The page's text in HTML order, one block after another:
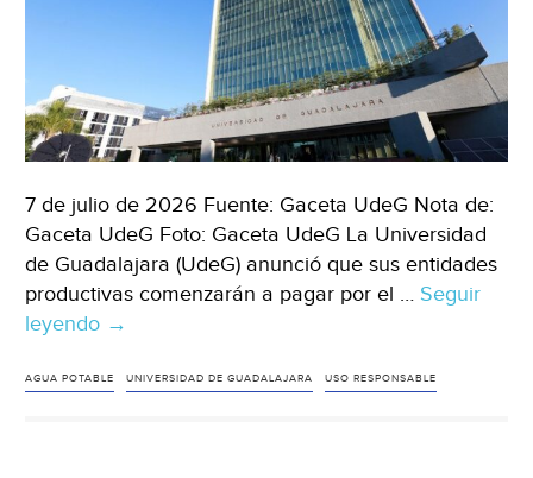
7 de julio de 2026 Fuente: Gaceta UdeG Nota de:
Gaceta UdeG Foto: Gaceta UdeG La Universidad
de Guadalajara (UdeG) anunció que sus entidades
productivas comenzarán a pagar por el … Seguir
leyendo Jalisco–
productivas
→
AGUA POTABLE UNIVERSIDAD DE GUADALAJARA USO RESPONSABLE